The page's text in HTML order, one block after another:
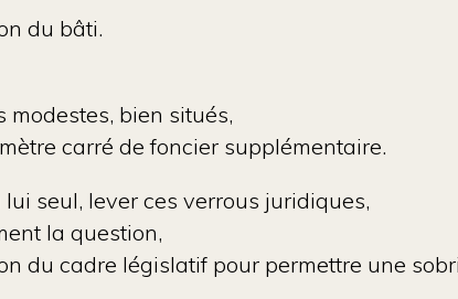
du bâti.
bien situés,
carré de foncier supplémentaire.
seul, lever ces verrous juridiques,
la question,
du cadre législatif pour permettre une